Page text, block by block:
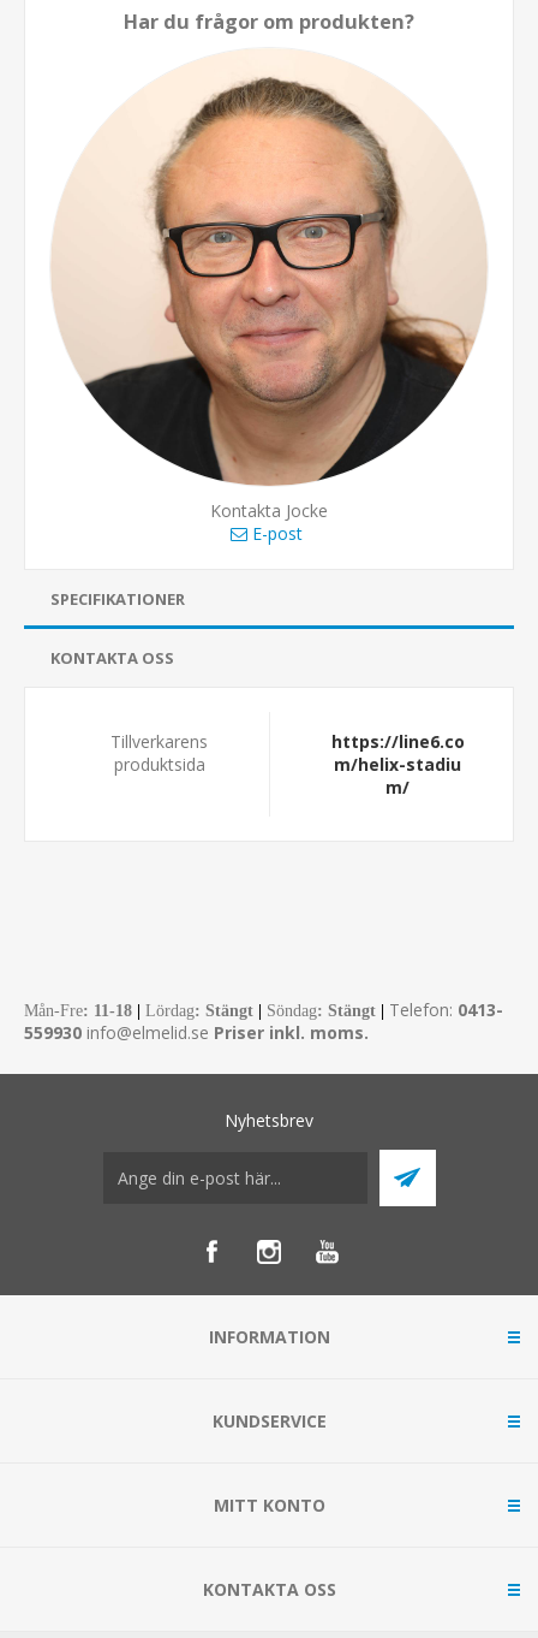
Har du frågor om produkten?
Kontakta Jocke
E-post
SPECIFIKATIONER
KONTAKTA OSS
Tillverkarens
produktsida
https://line6.co
m/helix-stadiu
m/
Mån-Fre: 11-18 Lördag: Stängt Söndag: Stängt Telefon: 0413-
559930 info@elmelid.se Priser inkl. moms.
Nyhetsbrev
INFORMATION
KUNDSERVICE
MITT KONTO
KONTAKTA OSS